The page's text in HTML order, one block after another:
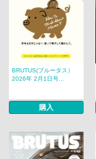
BRUTUS(ブルータス）
2026年 2月1日号...
購入